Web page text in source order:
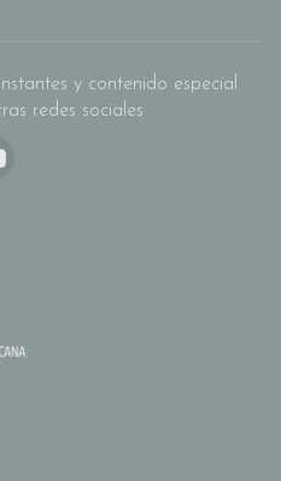
y contenido especial
redes sociales